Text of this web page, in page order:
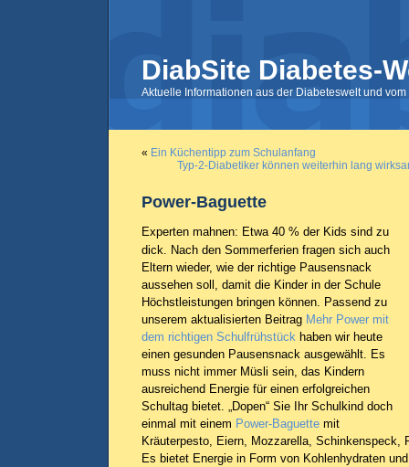
DiabSite Diabetes-
Aktuelle Informationen aus der Diabeteswelt und
« Ein Küchentipp zum Schulanfang
Typ-2-Diabetiker können weiterhin lang
Power-Baguette
Experten mahnen: Etwa 40 % der Kids sind zu
dick. Nach den Sommerferien fragen sich auch
Eltern wieder, wie der richtige Pausensnack
aussehen soll, damit die Kinder in der Schule
Höchstleistungen bringen können. Passend zu
unserem aktualisierten Beitrag Mehr Power mit
dem richtigen Schulfrühstück haben wir heute
einen gesunden Pausensnack ausgewählt. Es
muss nicht immer Müsli sein, das Kindern
ausreichend Energie für einen erfolgreichen
Schultag bietet. „Dopen“ Sie Ihr Schulkind doch
einmal mit einem Power-Baguette mit
Kräuterpesto, Eiern, Mozzarella, Schinkenspeck,
Es bietet Energie in Form von Kohlenhydraten